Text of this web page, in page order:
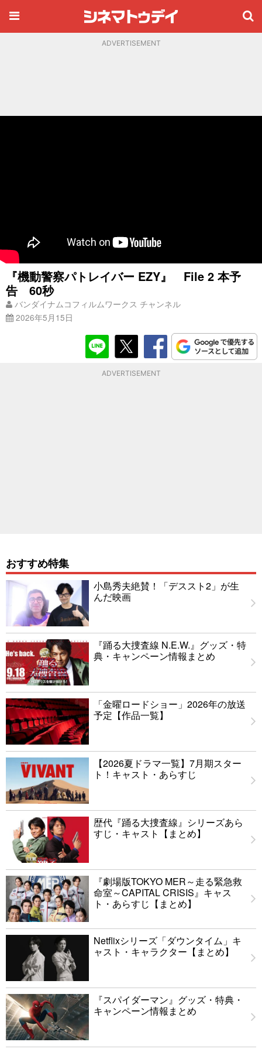
ADVERTISEMENT
『機動警察パトレイバー EZY』 File 2 本予
告 60秒
バンダイナムコフィルムワークス チャンネル
2026年5月15日
ADVERTISEMENT
おすすめ特集
小島秀夫絶賛！「デススト2」が生
んだ映画
『踊る大捜査線 N.E.W.』グッズ・特
典・キャンペーン情報まとめ
「金曜ロードショー」2026年の放送
予定【作品一覧】
【2026夏ドラマ一覧】7月期スター
ト！キャスト・あらすじ
歴代『踊る大捜査線』シリーズあら
すじ・キャスト【まとめ】
『劇場版TOKYO MER～走る緊急救
命室～CAPITAL CRISIS』キャス
ト・あらすじ【まとめ】
Netflixシリーズ「ダウンタイム」キ
ャスト・キャラクター【まとめ】
『スパイダーマン』グッズ・特典・
キャンペーン情報まとめ